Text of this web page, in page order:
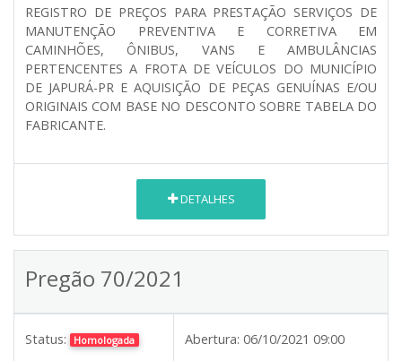
REGISTRO DE PREÇOS PARA PRESTAÇÃO SERVIÇOS DE
MANUTENÇÃO PREVENTIVA E CORRETIVA EM
CAMINHÕES, ÔNIBUS, VANS E AMBULÂNCIAS
PERTENCENTES A FROTA DE VEÍCULOS DO MUNICÍPIO
DE JAPURÁ-PR E AQUISIÇÃO DE PEÇAS GENUÍNAS E/OU
ORIGINAIS COM BASE NO DESCONTO SOBRE TABELA DO
FABRICANTE.
DETALHES
Pregão 70/2021
Status: Homologada Abertura: 06/10/2021 09:00